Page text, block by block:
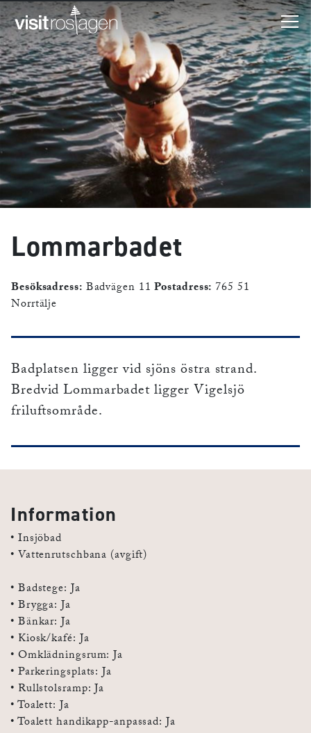
Lommarbadet
Besöksadress: Badvägen 11Postadress: 765 51
Norrtälje
Badplatsen ligger vid sjöns östra strand.
Bredvid Lommarbadet ligger Vigelsjö
friluftsområde.
Information
• Insjöbad
• Vattenrutschbana (avgift)
• Badstege: Ja
• Brygga: Ja
• Bänkar: Ja
• Kiosk/kafé: Ja
• Omklädningsrum: Ja
• Parkeringsplats: Ja
• Rullstolsramp: Ja
• Toalett: Ja
• Toalett handikapp-anpassad: Ja